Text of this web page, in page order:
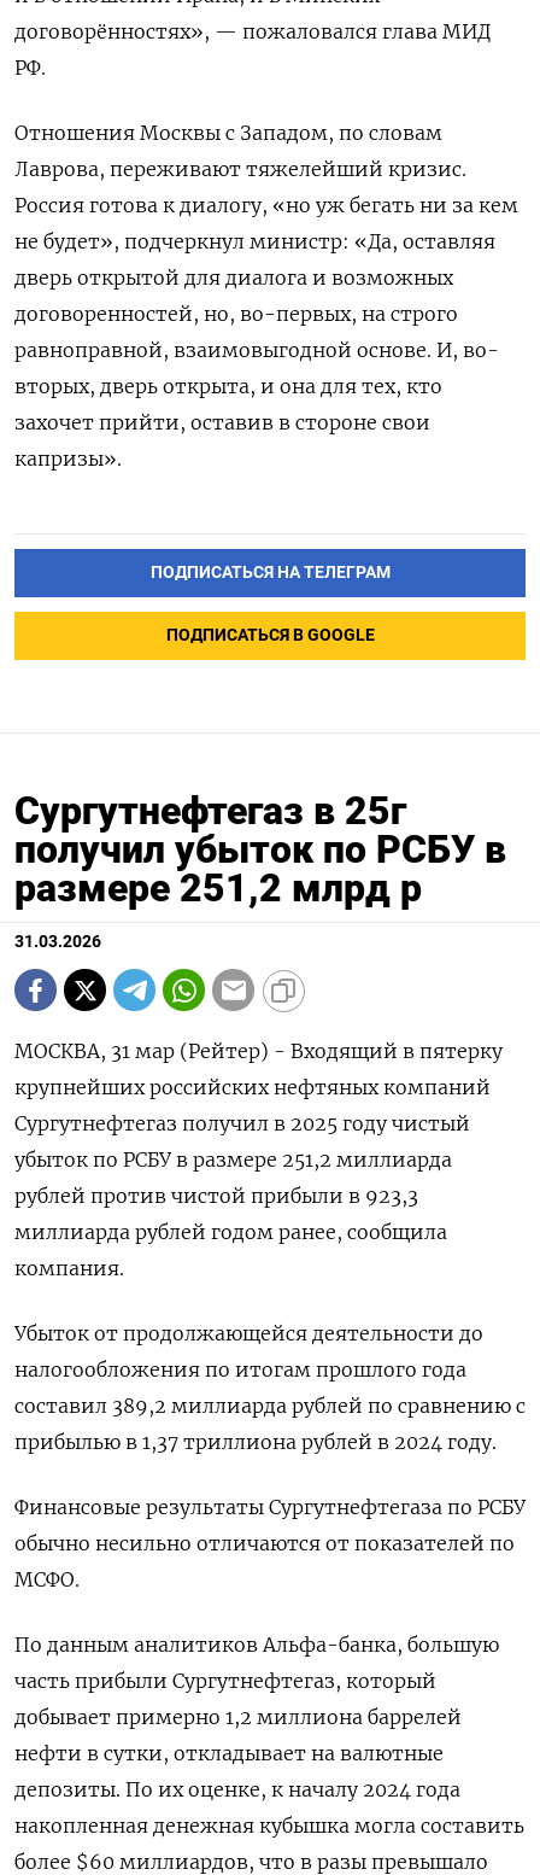
договорённостях», — пожаловался глава МИД
РФ.
Отношения Москвы с Западом, по словам
Лаврова, переживают тяжелейший кризис.
Россия готова к диалогу, «но уж бегать ни за кем
не будет», подчеркнул министр: «Да, оставляя
дверь открытой для диалога и возможных
договоренностей, но, во-первых, на строго
равноправной, взаимовыгодной основе. И, во-
вторых, дверь открыта, и она для тех, кто
захочет прийти, оставив в стороне свои
капризы».
ПОДПИСАТЬСЯ НА ТЕЛЕГРАМ
ПОДПИСАТЬСЯ В GOOGLE
Сургутнефтегаз в 25г
получил убыток по РСБУ в
размере 251,2 млрд р
31.03.2026
МОСКВА, 31 мар (Рейтер) - Входящий в пятерку
крупнейших российских нефтяных компаний
Сургутнефтегаз получил ‌в 2025 году чистый
убыток по РСБУ в размере 251,2 миллиарда
рублей против ​чистой ​прибыли ​в 923,3
⁠миллиарда рублей годом ‌ранее, сообщила
компания.
Убыток от ‌продолжающейся деятельности до
налогообложения по итогам прошлого ​года
составил 389,2 миллиарда ‌рублей по сравнению с
прибылью ​в 1,37 триллиона рублей в ‌2024 году.
Финансовые результаты Сургутнефтегаза по РСБУ
обычно несильно отличаются от ​показателей ​по
‌МСФО.
По данным аналитиков Альфа-банка, большую ​
часть прибыли Сургутнефтегаз, который
добывает примерно 1,2 миллиона баррелей
нефти в сутки, откладывает на валютные
депозиты. По их оценке, к началу 2024 года ​
накопленная денежная ⁠кубышка могла составить
более $60 миллиардов, что в ‌разы превышало